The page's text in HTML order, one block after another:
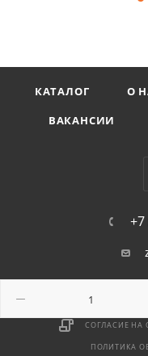
КАТАЛОГ О
ВАКАНСИИ
+7
СОГЛАСИЕ НА
ПОЛИТИКА